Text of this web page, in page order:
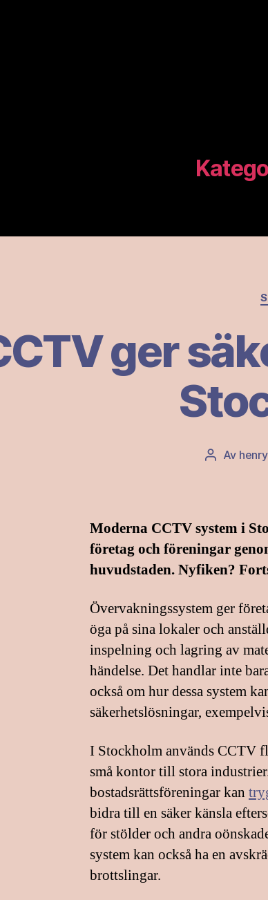
ger
Av henry
Moderna CCTV system i
företag och föreningar
huvudstaden. Nyfiken?
Övervakningssystem ger
öga på sina lokaler och
inspelning och lagring av
händelse. Det handlar inte
också om hur dessa system
säkerhetslösningar,
I Stockholm används CCTV
små kontor till stora
bostadsrättsföreningar kan
bidra till en säker känsla
för stölder och andra
system kan också ha en
brottslingar.